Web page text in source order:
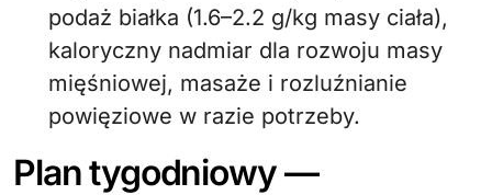
podaż białka (1.6–2.2 g/kg masy ciała),
kaloryczny nadmiar dla rozwoju masy
mięśniowej, masaże i rozluźnianie
powięziowe w razie potrzeby.
Plan tygodniowy —